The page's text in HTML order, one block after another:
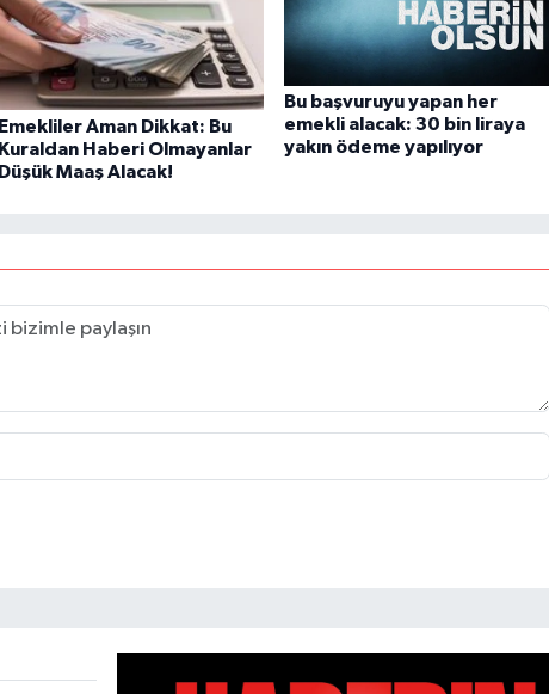
Emekliler Aman Dikkat: Bu
Kuraldan Haberi Olmayanlar
Düşük Maaş Alacak!
Bu başvuruyu yapan her
emekli alacak: 30 bin liraya
yakın ödeme yapılıyor